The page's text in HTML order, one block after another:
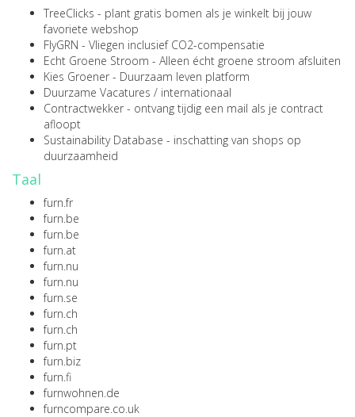
TreeClicks - plant gratis bomen als je winkelt bij jouw
favoriete webshop
FlyGRN - Vliegen inclusief CO2-compensatie
Echt Groene Stroom - Alleen écht groene stroom afsluiten
Kies Groener - Duurzaam leven platform
Duurzame Vacatures / internationaal
Contractwekker - ontvang tijdig een mail als je contract
afloopt
Sustainability Database - inschatting van shops op
duurzaamheid
Taal
furn.fr
furn.be
furn.be
furn.at
furn.nu
furn.nu
furn.se
furn.ch
furn.ch
furn.pt
furn.biz
furn.fi
furnwohnen.de
furncompare.co.uk